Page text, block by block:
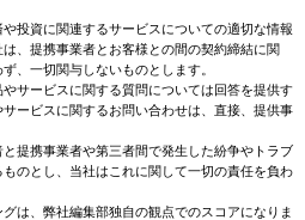
投資に関連するサービスについての適切な情報
、提携事業者とお客様との間の契約締結に関
、一切関与しないものとします。
サービスに関する質問については回答を提供す
ービスに関するお問い合わせは、直接、提供事
提携事業者や第三者間で発生した紛争やトラブ
のとし、当社はこれに関して一切の責任を負わ
は、弊社編集部独自の観点でのスコアになりま